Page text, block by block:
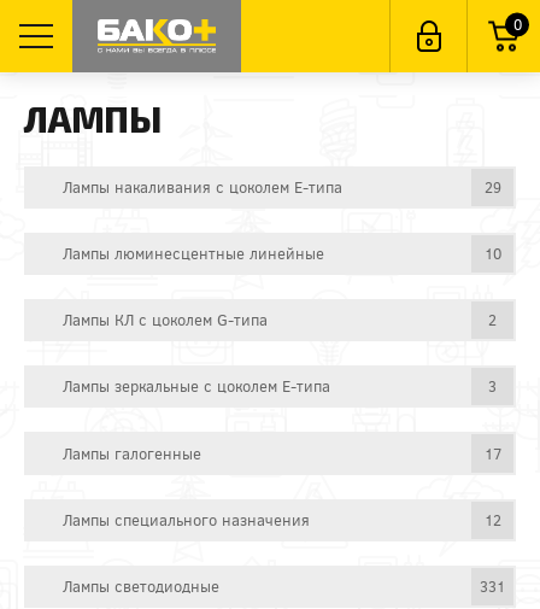
0
ЛАМПЫ
Лампы накаливания с цоколем E-типа 29
Лампы люминесцентные линейные 10
Лампы КЛ с цоколем G-типа 2
Лампы зеркальные с цоколем E-типа 3
Лампы галогенные 17
Лампы специального назначения 12
Лампы светодиодные 331